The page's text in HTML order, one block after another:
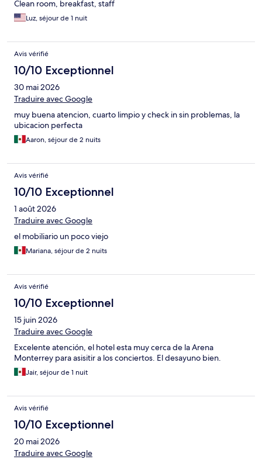
Clean room, breakfast, staff
Luz, séjour de 1 nuit
Avis vérifié
10/10 Exceptionnel
30 mai 2026
Traduire avec Google
muy buena atencion, cuarto limpio y check in sin problemas, la
ubicacion perfecta
Aaron, séjour de 2 nuits
Avis vérifié
10/10 Exceptionnel
1 août 2026
Traduire avec Google
el mobiliario un poco viejo
Mariana, séjour de 2 nuits
Avis vérifié
10/10 Exceptionnel
15 juin 2026
Traduire avec Google
Excelente atención, el hotel esta muy cerca de la Arena
Monterrey para asisitir a los conciertos. El desayuno bien.
Jair, séjour de 1 nuit
Avis vérifié
10/10 Exceptionnel
20 mai 2026
Traduire avec Google